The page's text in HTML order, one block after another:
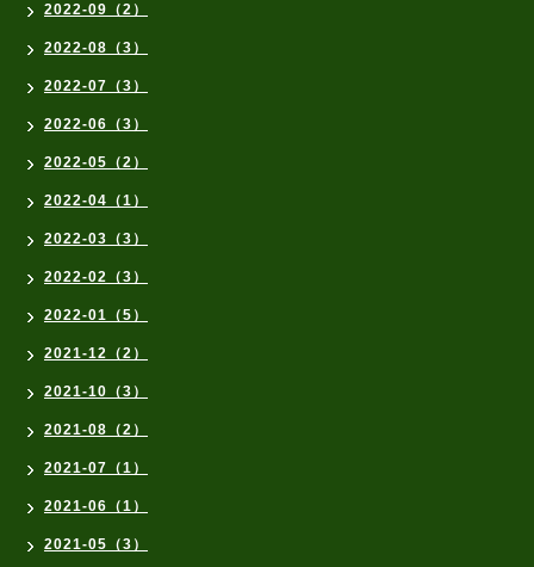
2022-09（2）
2022-08（3）
2022-07（3）
2022-06（3）
2022-05（2）
2022-04（1）
2022-03（3）
2022-02（3）
2022-01（5）
2021-12（2）
2021-10（3）
2021-08（2）
2021-07（1）
2021-06（1）
2021-05（3）